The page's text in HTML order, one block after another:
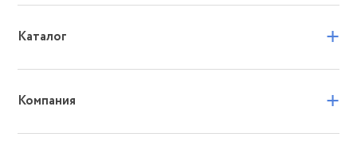
Каталог +
Компания +